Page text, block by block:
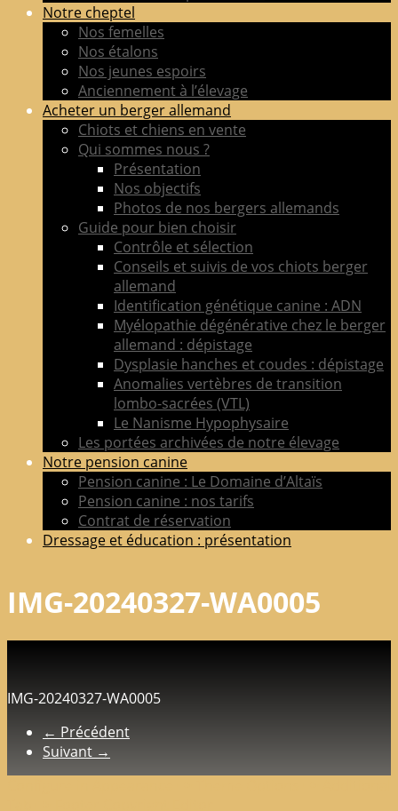
Elevage
allemand
adultes
Notre cheptel
Nos femelles
Nos étalons
Nos jeunes espoirs
Anciennement à l’élevage
Acheter un berger allemand
Chiots et chiens en vente
Qui sommes nous ?
Présentation
Nos objectifs
Photos de nos bergers allemands
Guide pour bien choisir
Contrôle et sélection
Conseils et suivis de vos chiots berger
allemand
Identification génétique canine : ADN
Myélopathie dégénérative chez le berger
allemand : dépistage
Dysplasie hanches et coudes : dépistage
Anomalies vertèbres de transition
lombo-sacrées (VTL)
Le Nanisme Hypophysaire
Les portées archivées de notre élevage
Notre pension canine
Pension canine : Le Domaine d’Altaïs
Pension canine : nos tarifs
Contrat de réservation
Dressage et éducation : présentation
IMG-20240327-WA0005
IMG-20240327-WA0005
← Précédent
Suivant →